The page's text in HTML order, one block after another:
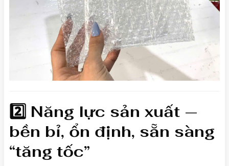
2️⃣ Năng lực sản xuất —
bền bỉ, ổn định, sẵn sàng
“tăng tốc”